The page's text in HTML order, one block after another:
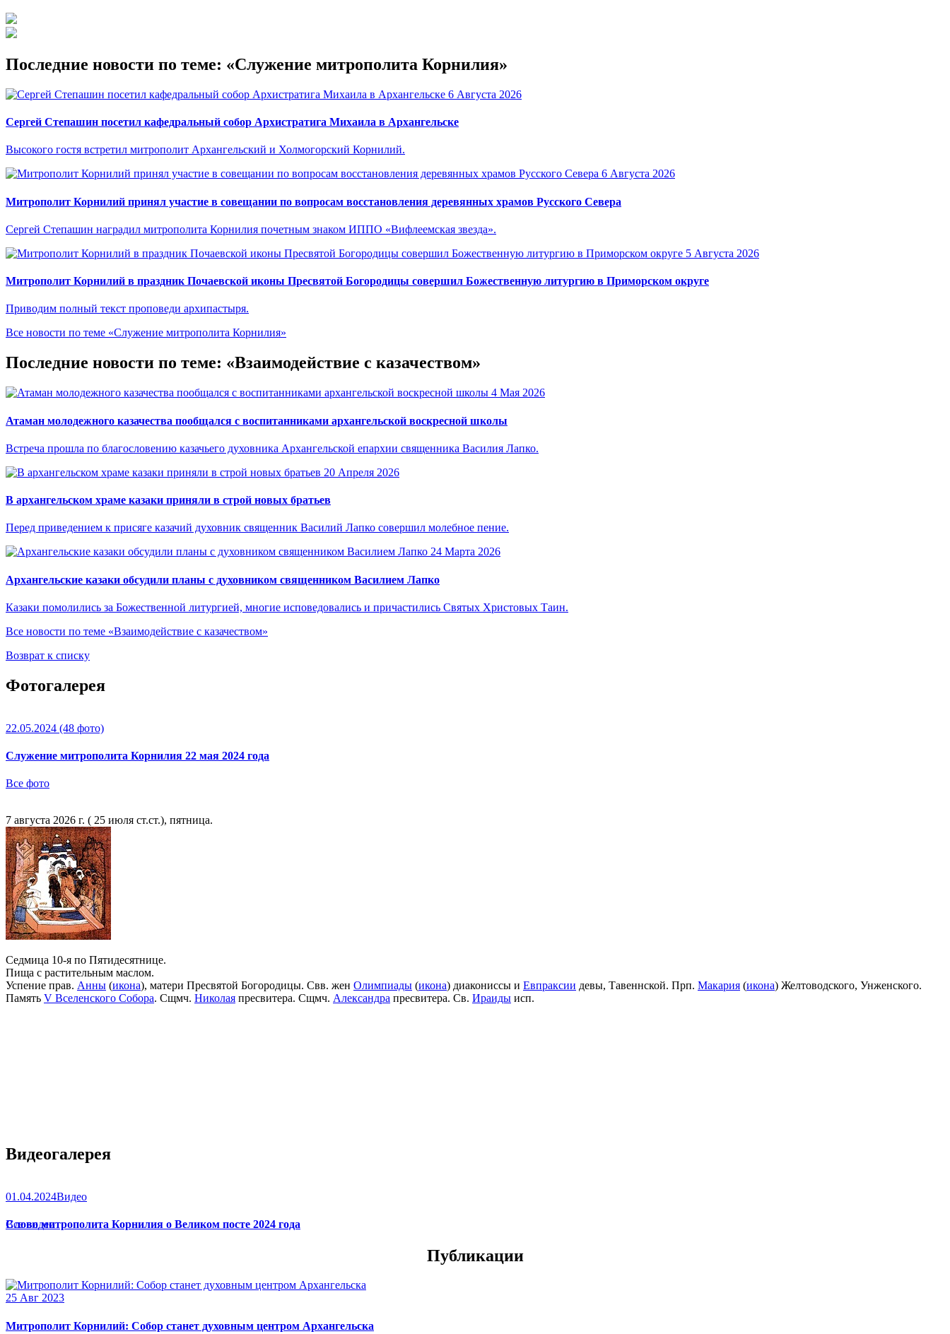
Последние новости по теме: «Служение митрополита Корнилия»
6 Августа 2026
Сергей Степашин посетил кафедральный собор Архистратига Михаила в Архангельске
Высокого гостя встретил митрополит Архангельский и Холмогорский Корнилий.
6 Августа 2026
Митрополит Корнилий принял участие в совещании по вопросам восстановления деревянных храмов Русского Севера
Сергей Степашин наградил митрополита Корнилия почетным знаком ИППО «Вифлеемская звезда».
5 Августа 2026
Митрополит Корнилий в праздник Почаевской иконы Пресвятой Богородицы совершил Божественную литургию в Приморском округе
Приводим полный текст проповеди архипастыря.
Все новости по теме «Служение митрополита Корнилия»
Последние новости по теме: «Взаимодействие с казачеством»
4 Мая 2026
Атаман молодежного казачества пообщался с воспитанниками архангельской воскресной школы
Встреча прошла по благословению казачьего духовника Архангельской епархии священника Василия Лапко.
20 Апреля 2026
В архангельском храме казаки приняли в строй новых братьев
Перед приведением к присяге казачий духовник священник Василий Лапко совершил молебное пение.
24 Марта 2026
Архангельские казаки обсудили планы с духовником священником Василием Лапко
Казаки помолились за Божественной литургией, многие исповедовались и причастились Святых Христовых Таин.
Все новости по теме «Взаимодействие с казачеством»
Возврат к списку
Фотогалерея
22.05.2024 (48 фото)
Служение митрополита Корнилия 22 мая 2024 года
Все фото
7 августа 2026 г. ( 25 июля ст.ст.), пятница.
Седмица 10-я по Пятидесятнице.
Пища с растительным маслом.
Успение прав. Анны (икона), матери Пресвятой Богородицы. Свв. жен Олимпиады (икона) диакониссы и Евпраксии девы, Тавеннской. Прп. Макария (икона) Желтоводского, Унженского.
Память V Вселенского Собора. Сщмч. Николая пресвитера. Сщмч. Александра пресвитера. Св. Ираиды исп.
Видеогалерея
01.04.2024Видео
Слово митрополита Корнилия о Великом посте 2024 года
Все видео
Публикации
25 Авг 2023
Митрополит Корнилий: Собор станет духовным центром Архангельска